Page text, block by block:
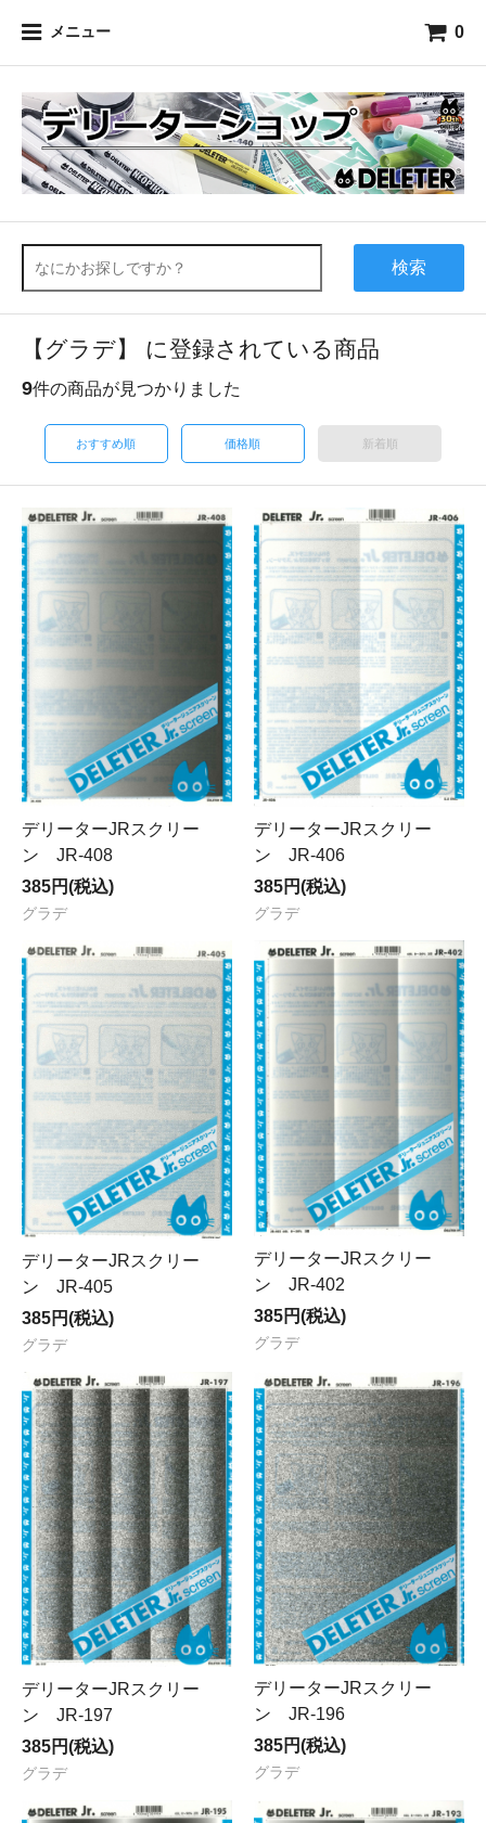
メニュー 0
検索
【グラデ】 に登録されている商品
9件の商品が見つかりました
おすすめ順 価格順 新着順
デリーターJRスクリー
ン JR-408
385円(税込)
グラデ
デリーターJRスクリー
ン JR-406
385円(税込)
グラデ
デリーターJRスクリー
ン JR-405
385円(税込)
グラデ
デリーターJRスクリー
ン JR-402
385円(税込)
グラデ
デリーターJRスクリー
ン JR-197
385円(税込)
グラデ
デリーターJRスクリー
ン JR-196
385円(税込)
グラデ